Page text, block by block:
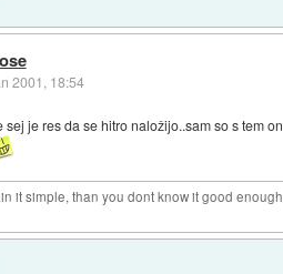
2001, 18:54
sej je res da se hitro naložijo..sam so s tem
it simple, than you dont know it good